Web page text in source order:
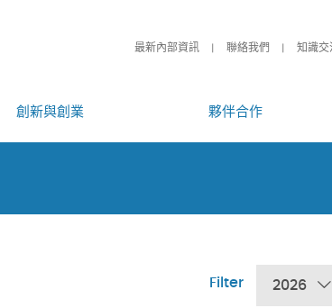
最新內部資訊 聯絡我們 知識
創新與創業 夥伴合作
Filter 2026